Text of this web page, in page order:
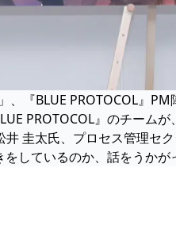
『BLUE PROTOCOL』
PROTOCOL』のチーム
圭太氏、プロセス管理セ
しているのか、話をうかが